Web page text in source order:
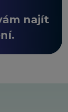
najít